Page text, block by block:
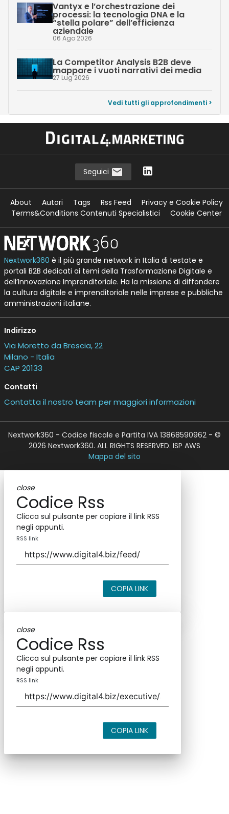
Vantyx e l’orchestrazione dei
processi: la tecnologia DNA e la
“stella polare” dell’efficienza
aziendale
06 Ago 2026
La Competitor Analysis B2B deve
mappare i vuoti narrativi dei media
27 Lug 2026
Vedi tutti gli approfondimenti >
Seguici
About Autori Tags Rss Feed
Privacy e Cookie Policy
Terms&Conditions Contenuti Specialistici
Cookie Center
Nextwork360 è il più grande network in Italia di testate e
portali B2B dedicati ai temi della Trasformazione Digitale e
dell’Innovazione Imprenditoriale. Ha la missione di diffondere
la cultura digitale e imprenditoriale nelle imprese e pubbliche
amministrazioni italiane.
Indirizzo
Via Moretto da Brescia, 22
Milano - Italia
CAP 20133
Contatti
Contatta il nostro team per maggiori informazioni
Nextwork360 - Codice fiscale e Partita IVA 13868590962 - ©
2026 Nextwork360. ALL RIGHTS RESERVED. ISP AWS
Mappa del sito
close
Codice Rss
Clicca sul pulsante per copiare il link RSS
negli appunti.
RSS link
COPIA LINK
close
Codice Rss
Clicca sul pulsante per copiare il link RSS
negli appunti.
RSS link
COPIA LINK